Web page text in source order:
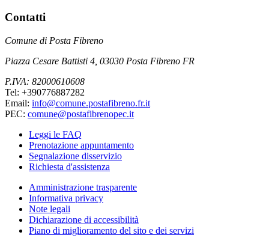
Contatti
Comune di Posta Fibreno
Piazza Cesare Battisti 4, 03030 Posta Fibreno FR
P.IVA: 82000610608
Tel: +390776887282
Email: info@comune.postafibreno.fr.it
PEC: comune@postafibrenopec.it
Leggi le FAQ
Prenotazione appuntamento
Segnalazione disservizio
Richiesta d'assistenza
Amministrazione trasparente
Informativa privacy
Note legali
Dichiarazione di accessibilità
Piano di miglioramento del sito e dei servizi